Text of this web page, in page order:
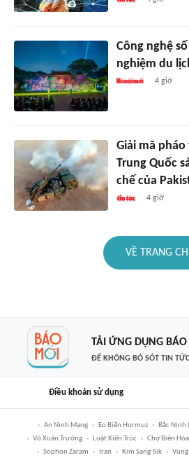
Công nghệ
nghiệm du
4 giờ
Giải mã
Trung Quốc
chế của
4 giờ
VỀ TRANG
TẢI ỨNG DỤNG
ĐỂ KHÔNG BỎ SÓT TIN TỨC
Điều khoản sử dụng
An Ninh Mạng Eo Biển Hormuz Bắc Ninh
Võ Xuân Trường
Luật Kiến Trúc Chợ Biên Hòa
Sophon Zaram
Iran Kim Sang-Sik